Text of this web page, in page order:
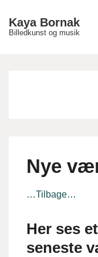
HopKaya Bornak
Billedkunst og musik
Nye
…Tilbage…
Her ses
seneste